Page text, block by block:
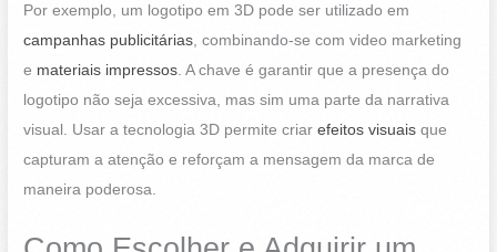
Por exemplo, um logotipo em 3D pode ser utilizado em
campanhas publicitárias , combinando-se com video marketing
e materiais impressos . A chave é garantir que a presença do
logotipo não seja excessiva, mas sim uma parte da narrativa
visual. Usar a tecnologia 3D permite criarefeitos visuais que
capturam a atenção e reforçam a mensagem da marca de
maneira poderosa.